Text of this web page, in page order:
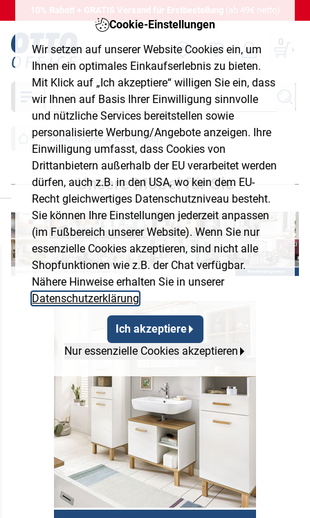
Cookie-Einstellungen
Wir setzen auf unserer Website Cookies ein, um
Ihnen ein optimales Einkaufserlebnis zu bieten.
Mit Klick auf „Ich akzeptiere“ willigen Sie ein, dass
wir Ihnen auf Basis Ihrer Einwilligung sinnvolle
und nützliche Services bereitstellen sowie
personalisierte Werbung/Angebote anzeigen. Ihre
Einwilligung umfasst, dass Cookies von
Drittanbietern außerhalb der EU verarbeitet werden
dürfen, auch z.B. in den USA, wo kein dem EU-
Recht gleichwertiges Datenschutzniveau besteht.
Sie können Ihre Einstellungen jederzeit anpassen
(im Fußbereich unserer Website). Wenn Sie nur
essenzielle Cookies akzeptieren, sind nicht alle
Shopfunktionen wie z.B. der Chat verfügbar.
Nähere Hinweise erhalten Sie in unserer
Datenschutzerklärung
Ich akzeptiere
Nur essenzielle Cookies akzeptieren
10% Rabatt + GRATIS Versand für Erstbestellung (ab 49€ netto)
0
Suche
Büromöbel & Einrichten
Unsere Möbel für Sie